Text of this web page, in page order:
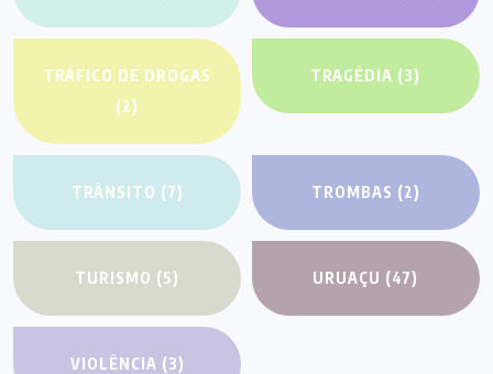
TRÁFICO DE DROGAS
(2)
TRAGÉDIA (3)
TRÂNSITO (7) TROMBAS (2)
TURISMO (5) URUAÇU (47)
VIOLÊNCIA (3)